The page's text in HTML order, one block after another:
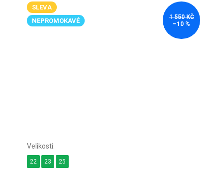
SLEVA
NEPROMOKAVÉ
1 550 KČ
–10 %
22 23 25